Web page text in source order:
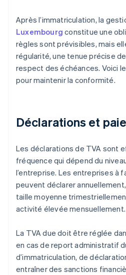
Après l’immatriculation, la
Luxembourg constitue une
règles sont prévisibles, mais
régularité, une tenue précise
respect des échéances. Voici
pour maintenir la conformité.
Déclarations et
Les déclarations de TVA sont
fréquence qui dépend du
l’entreprise. Les entreprises à
peuvent déclarer
taille moyenne
activité élevée mensuellement.
La TVA due doit être réglée
en cas de report administratif
d’immatriculation, de
entraîner des sanctions